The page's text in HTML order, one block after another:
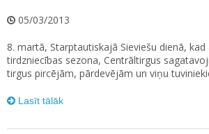
05/03/2013
8. martā, Starptautiskajā Sieviešu dienā,
tirdzniecības sezona, Centrāltirgus
tirgus pircējām, pārdevējām un viņu
Lasīt tālāk